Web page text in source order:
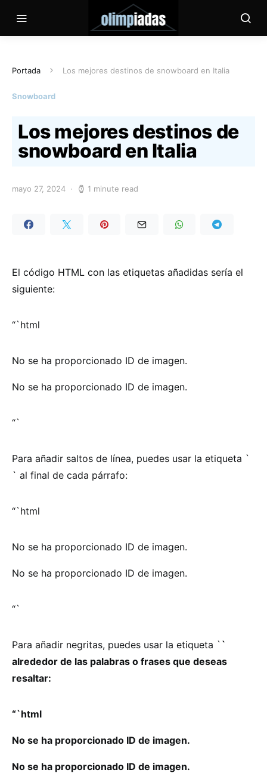
Portada Los mejores destinos de snowboard en Italia
Snowboard
Los mejores destinos de
snowboard en Italia
mayo 27, 2024 1 minute read
El código HTML con las etiquetas añadidas sería el
siguiente:
“`html
No se ha proporcionado ID de imagen.
No se ha proporcionado ID de imagen.
“`
Para añadir saltos de línea, puedes usar la etiqueta `
` al final de cada párrafo:
“`html
No se ha proporcionado ID de imagen.
No se ha proporcionado ID de imagen.
“`
Para añadir negritas, puedes usar la etiqueta ` `
alrededor de las palabras o frases que deseas
resaltar:
“`html
No se ha proporcionado ID de imagen.
No se ha proporcionado ID de imagen.